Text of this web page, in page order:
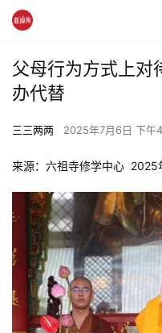
父母行为方式上对
办代替
三三两两 2025年7月6日 下午
来源：六祖寺修学中心  2025